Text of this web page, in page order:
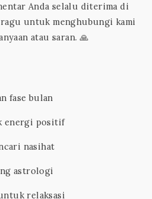
Anda selalu diterima di
ragu untuk menghubungi kami
atau saran. 🙏
fase bulan
energi positif
nasihat
astrologi
relaksasi